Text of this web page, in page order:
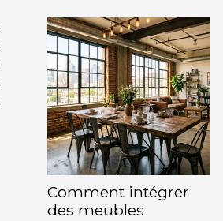
Comment intégrer
des meubles